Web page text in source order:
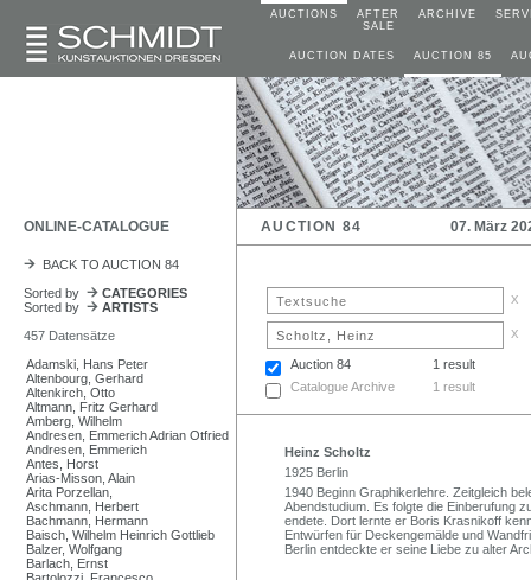
AUCTIONS
AFTER
SALE
ARCHIVE
AUCTION DATES AUCTION 85
ONLINE-CATALOGUE AUCTION 84 07. März
BACK TO AUCTION 84
Sorted by
CATEGORIES
Sorted by
ARTISTS
457 Datensätze
Adamski, Hans Peter
Altenbourg, Gerhard
Altenkirch, Otto
Altmann, Fritz Gerhard
Amberg, Wilhelm
Andresen, Emmerich Adrian Otfried
Andresen, Emmerich
Antes, Horst
Arias-Misson, Alain
Arita Porzellan,
Aschmann, Herbert
Bachmann, Hermann
Baisch, Wilhelm Heinrich Gottlieb
Balzer, Wolfgang
Barlach, Ernst
x
x
Auction 84
1 result
Catalogue Archive
1 result
Heinz Scholtz
1925 Berlin
1940 Beginn Graphikerlehre. Zeitgleich
Abendstudium. Es folgte die Einberufung
endete. Dort lernte er Boris Krasnikoff
Entwürfen für Deckengemälde und
Berlin entdeckte er seine Liebe zu alter